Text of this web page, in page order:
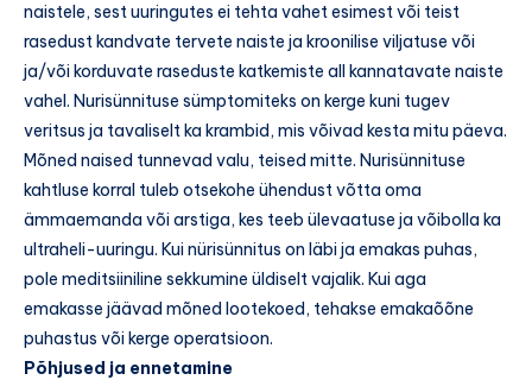
naistele, sest uuringutes ei tehta vahet esimest või teist
rasedust kandvate tervete naiste ja kroonilise viljatuse või
ja/või korduvate raseduste katkemiste all kannatavate naiste
vahel. Nurisünnituse sümptomiteks on kerge kuni tugev
veritsus ja tavaliselt ka krambid, mis võivad kesta mitu päeva.
Mõned naised tunnevad valu, teised mitte. Nurisünnituse
kahtluse korral tuleb otsekohe ühendust võtta oma
ämmaemanda või arstiga, kes teeb ülevaatuse ja võibolla ka
ultraheli-uuringu. Kui nürisünnitus on läbi ja emakas puhas,
pole meditsiiniline sekkumine üldiselt vajalik. Kui aga
emakasse jäävad mõned lootekoed, tehakse emakaõõne
puhastus või kerge operatsioon.
Põhjused ja ennetamine